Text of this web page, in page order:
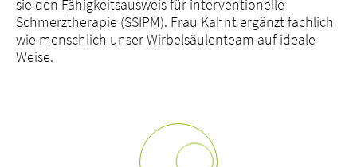
sie den Fähigkeitsausweis für interventionelle
Schmerztherapie (SSIPM). Frau Kahnt ergänzt fachlich
wie menschlich unser Wirbelsäulenteam auf ideale
Weise.